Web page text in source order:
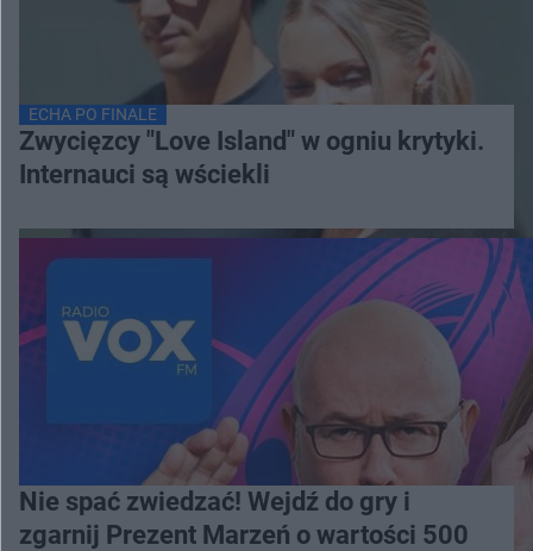
ECHA PO FINALE
Zwycięzcy "Love Island" w ogniu krytyki.
Internauci są wściekli
Nie spać zwiedzać! Wejdź do gry i
zgarnij Prezent Marzeń o wartości 500